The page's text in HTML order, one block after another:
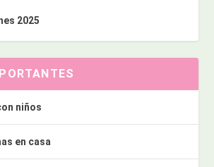
2025
niños
en casa